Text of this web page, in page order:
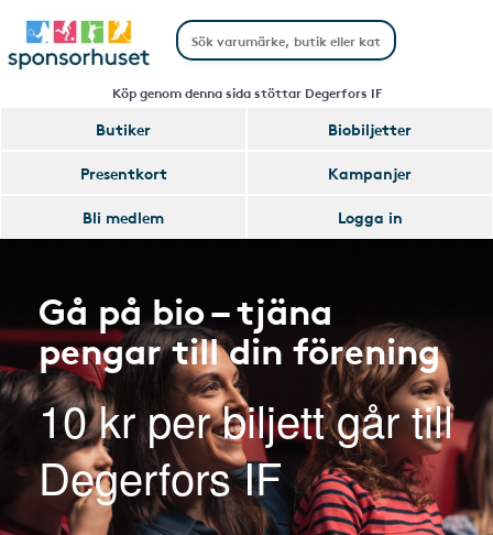
Köp genom denna sida stöttar Degerfors IF
Butiker
Biobiljetter
Presentkort
Kampanjer
Bli medlem
Logga in
Gå på bio – tjäna
pengar till din förening
10 kr per biljett går till
Degerfors IF